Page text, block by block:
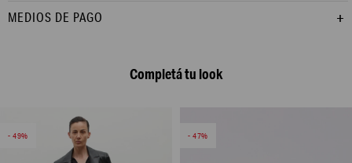
MEDIOS DE PAGO
Completá tu look
49 47